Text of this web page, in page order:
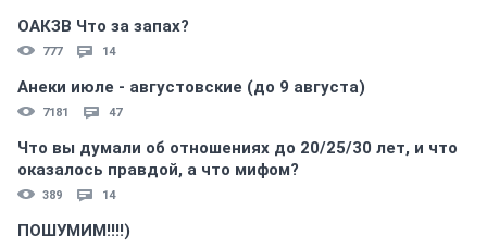
ОАКЗВ Что за запах?
777 14
Анеки июле - августовские (до 9 августа)
7181 47
Что вы думали об отношениях до 20/25/30 лет, и что
оказалось правдой, а что мифом?
389 14
ПОШУМИМ!!!!)